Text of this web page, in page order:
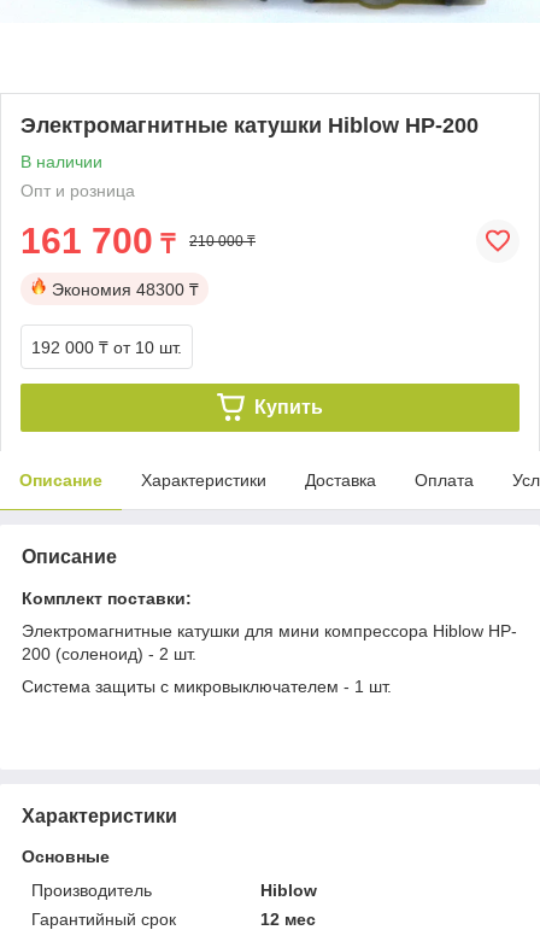
Электромагнитные катушки Hiblow HP-200
В наличии
Опт и розница
161 700 ₸ 210 000 ₸
Экономия 48300 ₸
192 000 ₸ от 10 шт.
Купить
Описание Характеристики Доставка Оплата
Описание
Комплект поставки:
Электромагнитные катушки для мини компрессора Hiblow HP-
200 (соленоид) - 2 шт.
Система защиты с микровыключателем - 1 шт.
Характеристики
Основные
Производитель
Hiblow
Гарантийный срок
12 мес